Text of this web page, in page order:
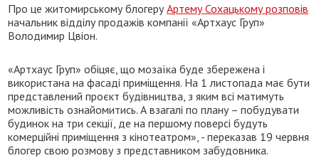
Про це житомирському блогеруАртему Сохацькому розповів
начальник відділу продажів компанії «Артхаус Груп»
Володимир Цвіон.
«Артхаус Груп» обіцяє, що мозаїка буде збережена і
використана на фасаді приміщення. На 1 листопада має бути
представлений проєкт будівництва, з яким всі матимуть
можливість ознайомитись. А взагалі по плану – побудувати
будинок на три секції, де на першому поверсі будуть
комерційні приміщення з кінотеатром», - переказав 19 червня
блогер свою розмову з представником забудовника.